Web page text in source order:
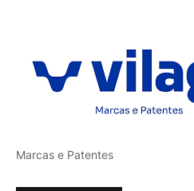
Marcas e Patentes